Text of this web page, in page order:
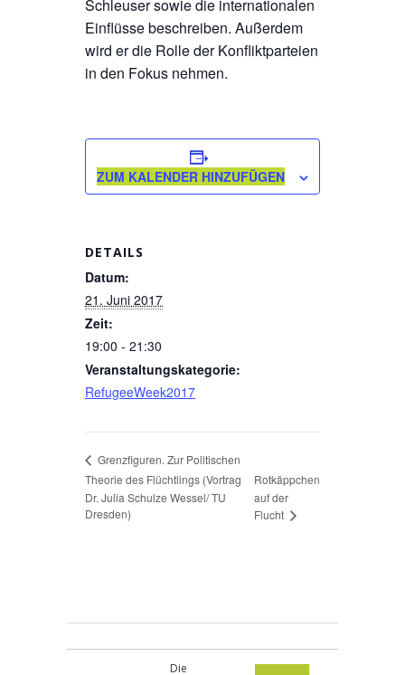
Schleuser sowie die internationalen
Einflüsse beschreiben. Außerdem
wird er die Rolle der Konfliktparteien
in den Fokus nehmen.
ZUM KALENDER HINZUFÜGEN
DETAILS
Datum:
21. Juni 2017
Zeit:
19:00 - 21:30
Veranstaltungskategorie:
RefugeeWeek2017
Grenzfiguren. Zur Politischen
Theorie des Flüchtlings (Vortrag
Dr. Julia Schulze Wessel/ TU
Dresden)
Rotkäppchen
auf der
Flucht
Die